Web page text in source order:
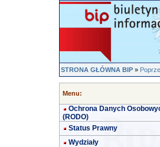
STRONA GŁÓWNA BIP»
Menu:
Ochrona Danych
(RODO)
Status Prawny
Wydziały